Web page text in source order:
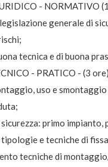
- NORMATIVO
generale di
tecnica e di buona
- PRATICO - (3 ore)
uso e
primo
e tecniche di
tecniche di